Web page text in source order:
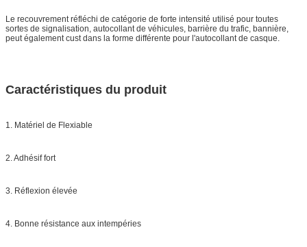
Le recouvrement réfléchi de catégorie de forte intensité utilisé pour toutes
sortes de signalisation, autocollant de véhicules, barrière du trafic, bannière,
peut également cust dans la forme différente pour l'autocollant de casque.
Caractéristiques du produit
1. Matériel de Flexiable
2. Adhésif fort
3. Réflexion élevée
4. Bonne résistance aux intempéries